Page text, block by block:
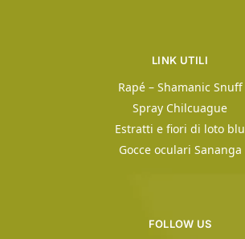
LINK UTILI
Rapé – Shamanic Snuff
Spray Chilcuague
Estratti e fiori di loto blu
Gocce oculari Sananga
FOLLOW US